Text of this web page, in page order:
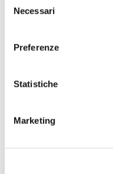
delNecessari
Preferenze
Statistiche
Marketing
Dicembre 2022
Novembre 2021